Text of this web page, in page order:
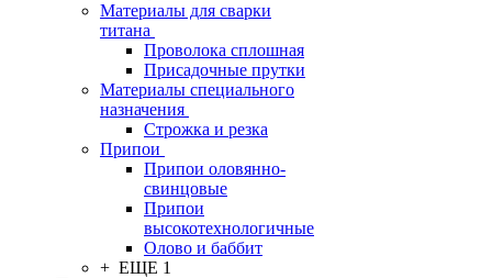
Материалы для сварки
титана
Проволока сплошная
Присадочные прутки
Материалы специального
назначения
Строжка и резка
Припои
Припои оловянно-
свинцовые
Припои
высокотехнологичные
Олово и баббит
+ ЕЩЕ 1